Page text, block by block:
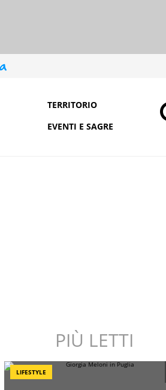
TERRITORIO
EVENTI E SAGRE
PIÙ LETTI
LIFESTYLE